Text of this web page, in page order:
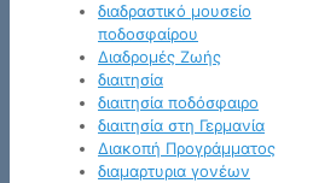
διαδραστικό μουσείο
ποδοσφαίρου
Διαδρομές Ζωής
διαιτησία
διαιτησία ποδόσφαιρο
διαιτησία στη Γερμανία
Διακοπή Προγράμματος
διαμαρτυρια γονέων